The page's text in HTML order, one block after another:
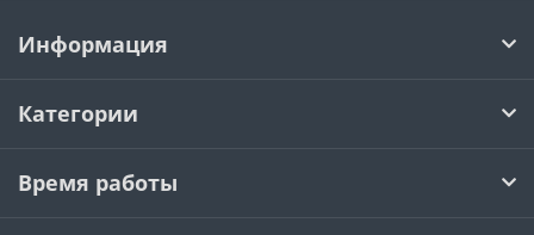
Информация
Категории
Время работы